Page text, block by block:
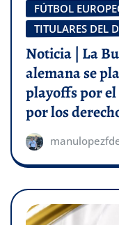
FÚTBOL
TITULARES DEL
Noticia | La
alemana se
playoffs por
por los